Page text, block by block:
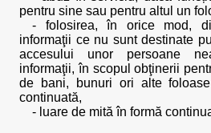
pentru sine sau pentru altul un
- folosirea, în orice mod,
informaţii ce nu sunt destinate
accesului unor persoane
informaţii, în scopul obţinerii
de bani, bunuri ori alte
continuată,
- luare de mită în formă